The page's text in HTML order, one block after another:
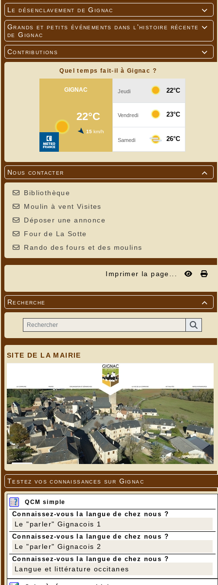

Le désenclavement de Gignac

Grands et petits événements dans l'histoire récente
de Gignac

Contributions
Quel temps fait-il à Gignac ?

Nous contacter
Bibliothèque
Moulin à vent Visites
Déposer une annonce
Four de La Sotte
Rando des fours et des moulins
Imprimer la page...

Recherche
SITE DE LA MAIRIE
Testez vos connaissances sur Gignac
QCM simple
Connaissez-vous la langue de chez nous ?
Le "parler" Gignacois 1
Connaissez-vous la langue de chez nous ?
Le "parler" Gignacois 2
Connaissez-vous la langue de chez nous ?
Langue et littérature occitanes